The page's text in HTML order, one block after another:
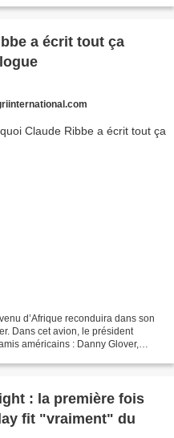
a écrit tout ça
d’Afrique reconduira dans son
Dans cet avion, le président
américains : Danny Glover,
: la première fois
fit "vraiment" du